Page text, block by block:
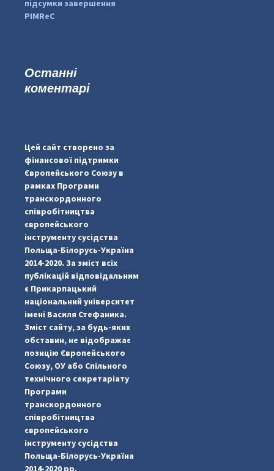
pimrec_project
#PipIvanToday
pimrec_project
підсумки завершення
PIMReC
Останні
коментарі
Цей сайт створено за
фінансової підтримки
Європейського Союзу в
рамках Програми
транскордонного
співробітництва
європейського
інструменту сусідства
Польща-Білорусь-Україна
2014-2020. За зміст всіх
публікацій відповідальним
є Прикарпацький
національний університет
імені Василя Стефаника.
Зміст сайту, за будь-яких
обставин, не відображає
позицію Європейського
Союзу, ОУ або Спільного
технічного секретаріату
Програми
транскордонного
співробітництва
європейського
інструменту сусідства
Польща-Білорусь-Україна
2014-2020 рр.